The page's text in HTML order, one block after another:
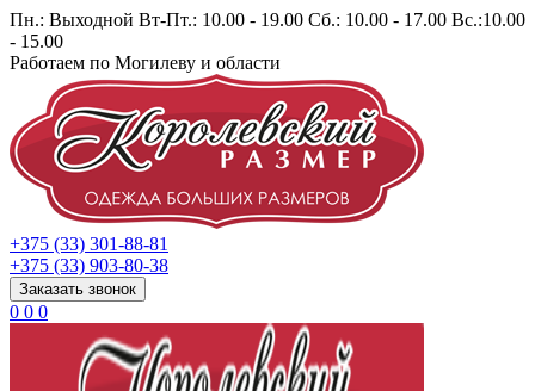
Пн.: Выходной Вт-Пт.: 10.00 - 19.00 Сб.: 10.00 - 17.00 Вс.:10.00
- 15.00
Работаем по Могилеву и области
+375 (33) 301-88-81
+375 (33) 903-80-38
Заказать звонок
0 0 0